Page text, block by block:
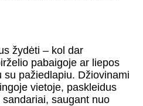
žydėti – kol dar
pabaigoje ar liepos
pažiedlapiu. Džiovinami
vietoje, paskleidus
saugant nuo